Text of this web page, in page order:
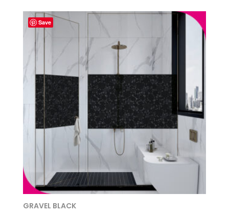
Save
GRAVEL BLACK